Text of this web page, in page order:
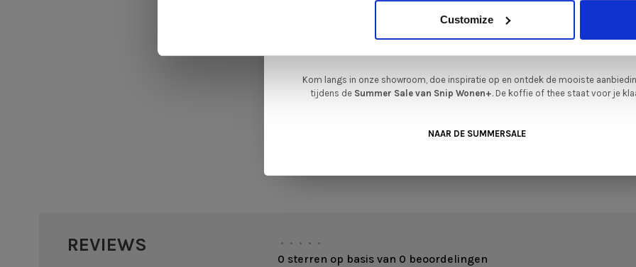
Customize
Frame:
Zithoogte en
2-motorisch
REVIEWS • • • • •
0 sterren op basis van 0 beoordelingen
gelegenheid om jouw favoriete designmeubel geheel naar wens samen te
met de kwaliteit, het comfort en de uitstraling die je van Snip Wonen+ mag
Kom langs in onze showroom, doe inspiratie op en ontdek de mooiste
tijdens de Summer Sale van Snip Wonen+. De koffie of thee staat voor je
NAAR DE SUMMERSALE